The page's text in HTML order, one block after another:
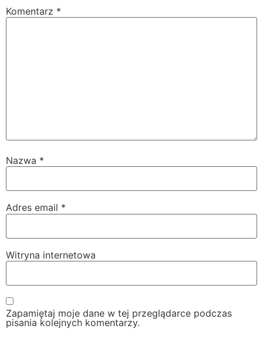
Komentarz *
Nazwa *
Adres email *
Witryna internetowa
Zapamiętaj moje dane w tej przeglądarce podczas
pisania kolejnych komentarzy.